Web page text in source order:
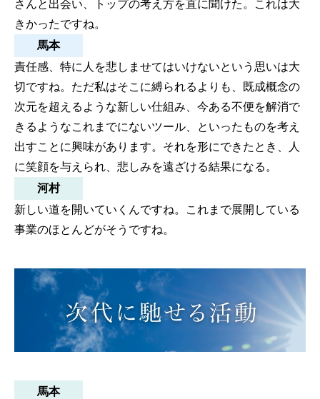
さんと出会い、トップの考え方を直に聞けた。これは大
きかったですね。
馬本
責任感、特に人を悲しませてはいけないという思いは大
切ですね。ただ私はそこに縛られるよりも、既成概念の
次元を超えるような新しい仕組み、今ある不便を解消で
きるようなこれまでにないツール、といったものを考え
出すことに興味があります。それを形にできたとき、人
に笑顔を与えられ、悲しみを遠ざける結果になる。
河村
新しい道を開いていくんですね。これまで展開している
事業のほとんどがそうですね。
馬本